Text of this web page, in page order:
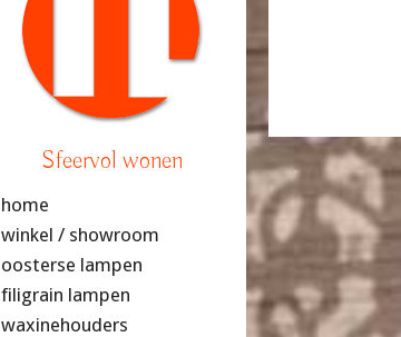
Sfeervol wonen
home
winkel / showroom
oosterse lampen
filigrain lampen
waxinehouders